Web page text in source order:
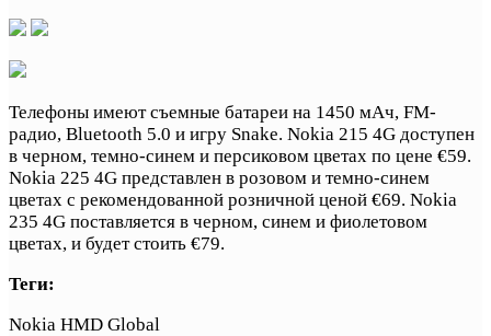
Телефоны имеют съемные батареи на 1450 мАч, FM-
радио, Bluetooth 5.0 и игру Snake. Nokia 215 4G доступен
в черном, темно-синем и персиковом цветах по цене €59.
Nokia 225 4G представлен в розовом и темно-синем
цветах с рекомендованной розничной ценой €69. Nokia
235 4G поставляется в черном, синем и фиолетовом
цветах, и будет стоить €79.
Теги:
Nokia HMD Global